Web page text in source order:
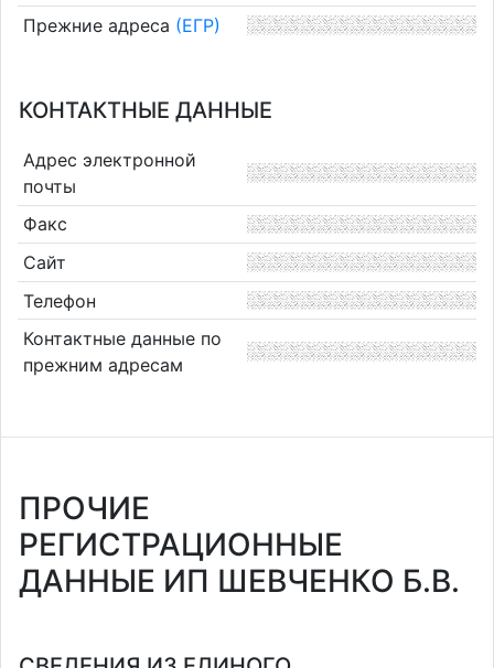
Прежние адреса (ЕГР)
КОНТАКТНЫЕ ДАННЫЕ
Адрес электронной
почты
Факс
Сайт
Телефон
Контактные данные по
прежним адресам
ПРОЧИЕ
РЕГИСТРАЦИОННЫЕ
ДАННЫЕ ИП ШЕВЧЕНКО Б.В.